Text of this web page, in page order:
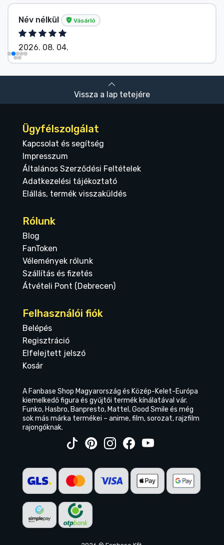
Név nélkül Vásárló
2026. 08. 04.
Vissza a lap tetejére
Ügyfélszolgálat
Kapcsolat és segítség
Impresszum
Általános Szerződési Feltételek
Adatkezelési tájékoztató
Elállás, termék visszaküldés
Rólunk
Blog
FanToken
Vélemények rólunk
Szállítás és fizetés
Átvételi Pont (Debrecen)
Felhasználói fiók
Belépés
Regisztráció
Elfelejtett jelszó
Kosár
A Fanbase Shop Magyarország és Közép-Kelet-Európa
kiemelkedő figura és gyűjtői termék kínálatával vár.
Funko, Hasbro, Banpresto, Mattel, Good Smile és még
sok más márka termékei – anime, film, sorozat, rajzfilm
rajongóknak.